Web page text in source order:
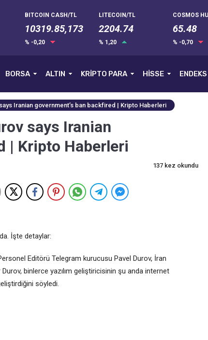
BITCOIN CASH/TL
10319.85,173
% -0,20
LITECOIN/TL
2204.74
% 1,20
COSMOS
65.48
% -0,70
BORSA ALTIN KRİPTO PARA HİSSE ENDEKS
Iranian government’s ban backfired | Kripto Haberleri
says Iranian
| Kripto Haberleri
137 kez okundu
İşte detaylar:
Editörü Telegram kurucusu Pavel Durov, İran
binlerce yazılım geliştiricisinin şu anda internet
söyledi.